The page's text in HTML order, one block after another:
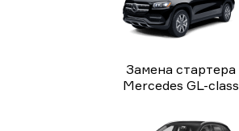
Замена стартера
Mercedes GL-class